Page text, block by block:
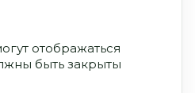
отображаться
быть закрыты